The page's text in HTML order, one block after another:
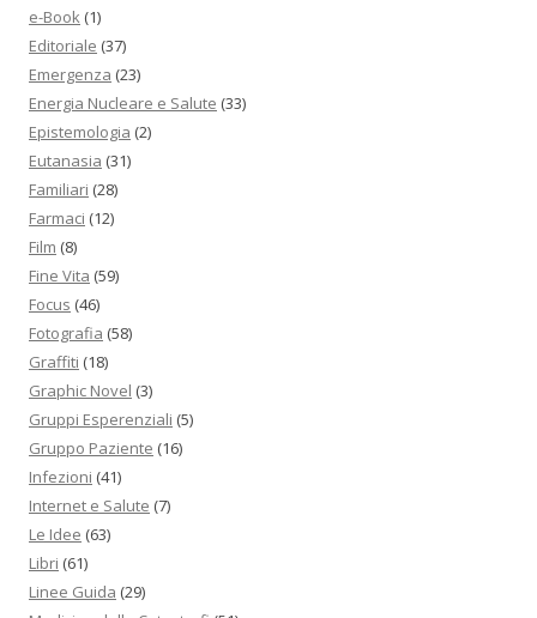
e-Book (1)
Editoriale (37)
Emergenza (23)
Energia Nucleare e Salute (33)
Epistemologia (2)
Eutanasia (31)
Familiari (28)
Farmaci (12)
Film (8)
Fine Vita (59)
Focus (46)
Fotografia (58)
Graffiti (18)
Graphic Novel (3)
Gruppi Esperenziali (5)
Gruppo Paziente (16)
Infezioni (41)
Internet e Salute (7)
Le Idee (63)
Libri (61)
Linee Guida (29)